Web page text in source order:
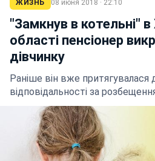
ЖИЗНЬ 08 июня 2018 · 22:10
"Замкнув в котельні" в
області пенсіонер
дівчинку
Раніше він вже притягувалася
відповідальності за